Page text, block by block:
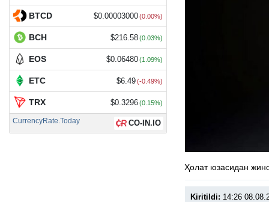
BTCD $0.00003000 (0.00%)
BCH $216.58 (0.03%)
EOS $0.06480 (1.09%)
ETC $6.49 (-0.49%)
TRX $0.3296 (0.15%)
CurrencyRate.Today CO-IN.IO
Ҳолат юзасидан
Kiritildi: 14:26